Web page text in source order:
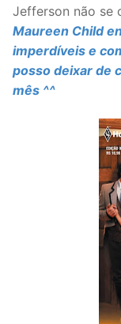
Jefferson não se
Maureen Child
imperdíveis e
posso deixar de
mês ^^